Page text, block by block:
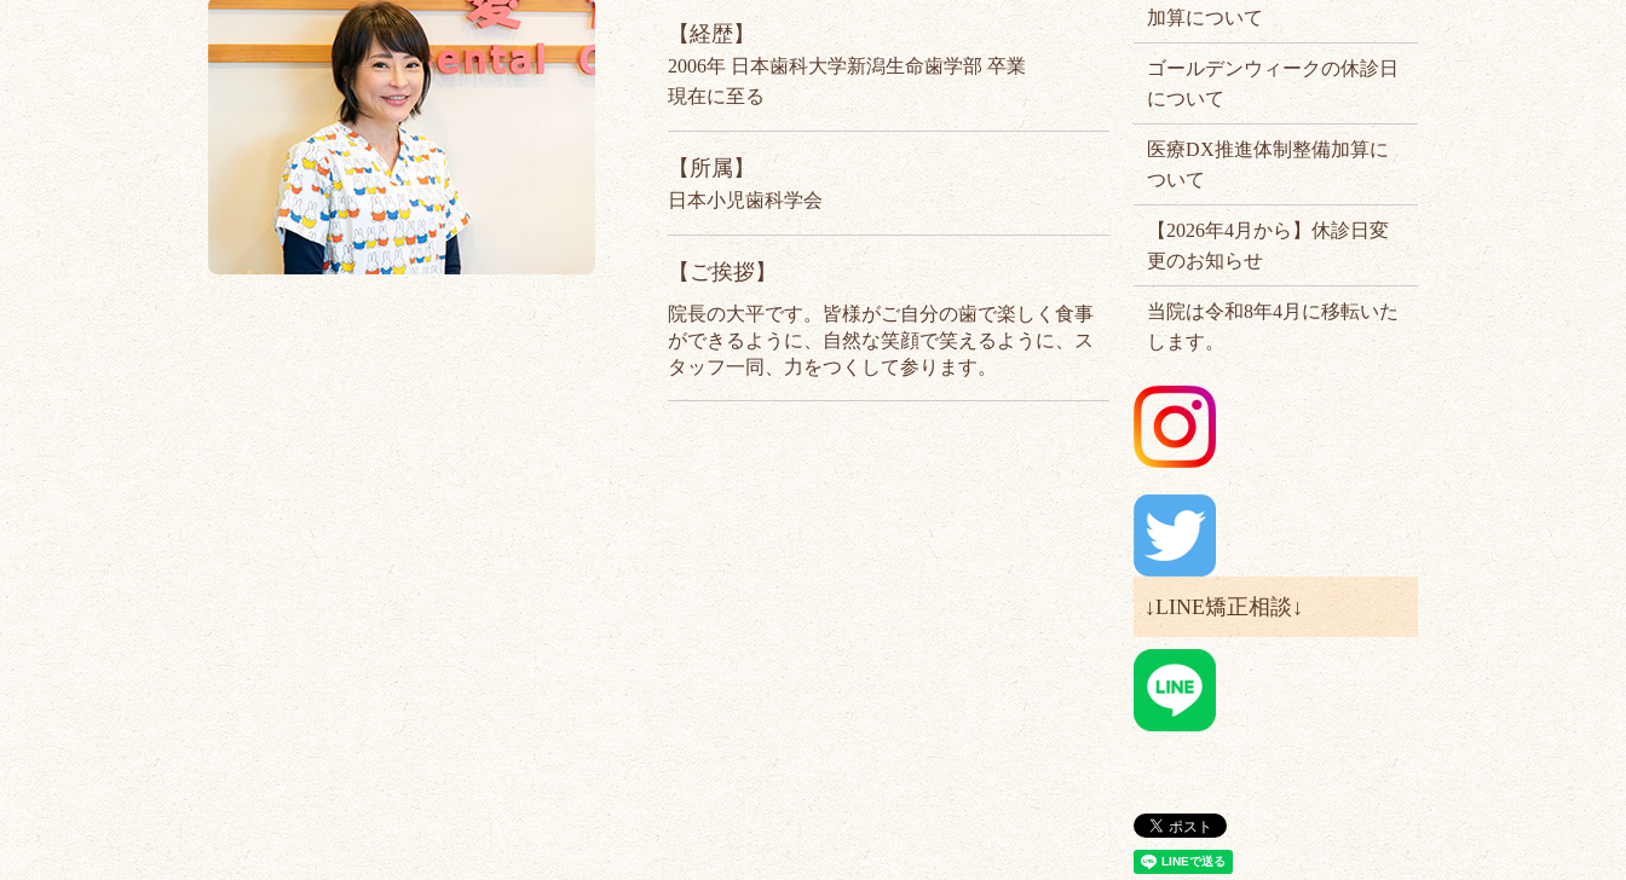
【経歴】
2006年 日本歯科大学新潟生命歯学部 卒業
現在に至る
【所属】
日本小児歯科学会
【ご挨拶】
院長の大平です。皆様がご自分の歯で楽しく食事
ができるように、自然な笑顔で笑えるように、ス
タッフ一同、力をつくして参ります。
加算について
ゴールデンウィークの休診日
について
医療DX推進体制整備加算に
ついて
【2026年4月から】休診日変
更のお知らせ
当院は令和8年4月に移転いた
します。